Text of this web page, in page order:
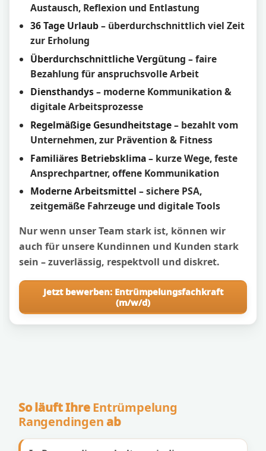
Austausch, Reflexion und Entlastung
36 Tage Urlaub– überdurchschnittlich viel Zeit
zur Erholung
Überdurchschnittliche Vergütung – faire
Bezahlung für anspruchsvolle Arbeit
Diensthandys– moderne Kommunikation &
digitale Arbeitsprozesse
Regelmäßige Gesundheitstage– bezahlt vom
Unternehmen, zur Prävention & Fitness
Familiäres Betriebsklima– kurze Wege, feste
Ansprechpartner, offene Kommunikation
Moderne Arbeitsmittel – sichere PSA,
zeitgemäße Fahrzeuge und digitale Tools
Nur wenn unser Team stark ist, können wir
auch für unsere Kundinnen und Kunden stark
sein – zuverlässig, respektvoll und diskret.
Jetzt bewerben: Entrümpelungsfachkraft
(m/w/d)
So läuft IhreEntrümpelung
Rangendingenab